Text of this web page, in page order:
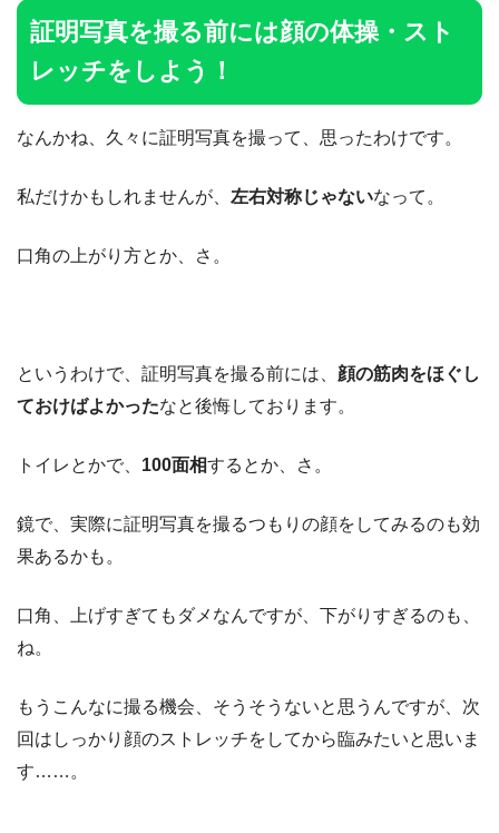
証明写真を撮る前には顔の体操・スト
レッチをしよう！
なんかね、久々に証明写真を撮って、思ったわけです。
私だけかもしれませんが、 左右対称じゃないなって。
口角の上がり方とか、さ。
というわけで、証明写真を撮る前には、 顔の筋肉をほぐし
ておけばよかったなと後悔しております。
トイレとかで、 100面相するとか、さ。
鏡で、実際に証明写真を撮るつもりの顔をしてみるのも効
果あるかも。
口角、上げすぎてもダメなんですが、下がりすぎるのも、
ね。
もうこんなに撮る機会、そうそうないと思うんですが、次
回はしっかり顔のストレッチをしてから臨みたいと思いま
す……。